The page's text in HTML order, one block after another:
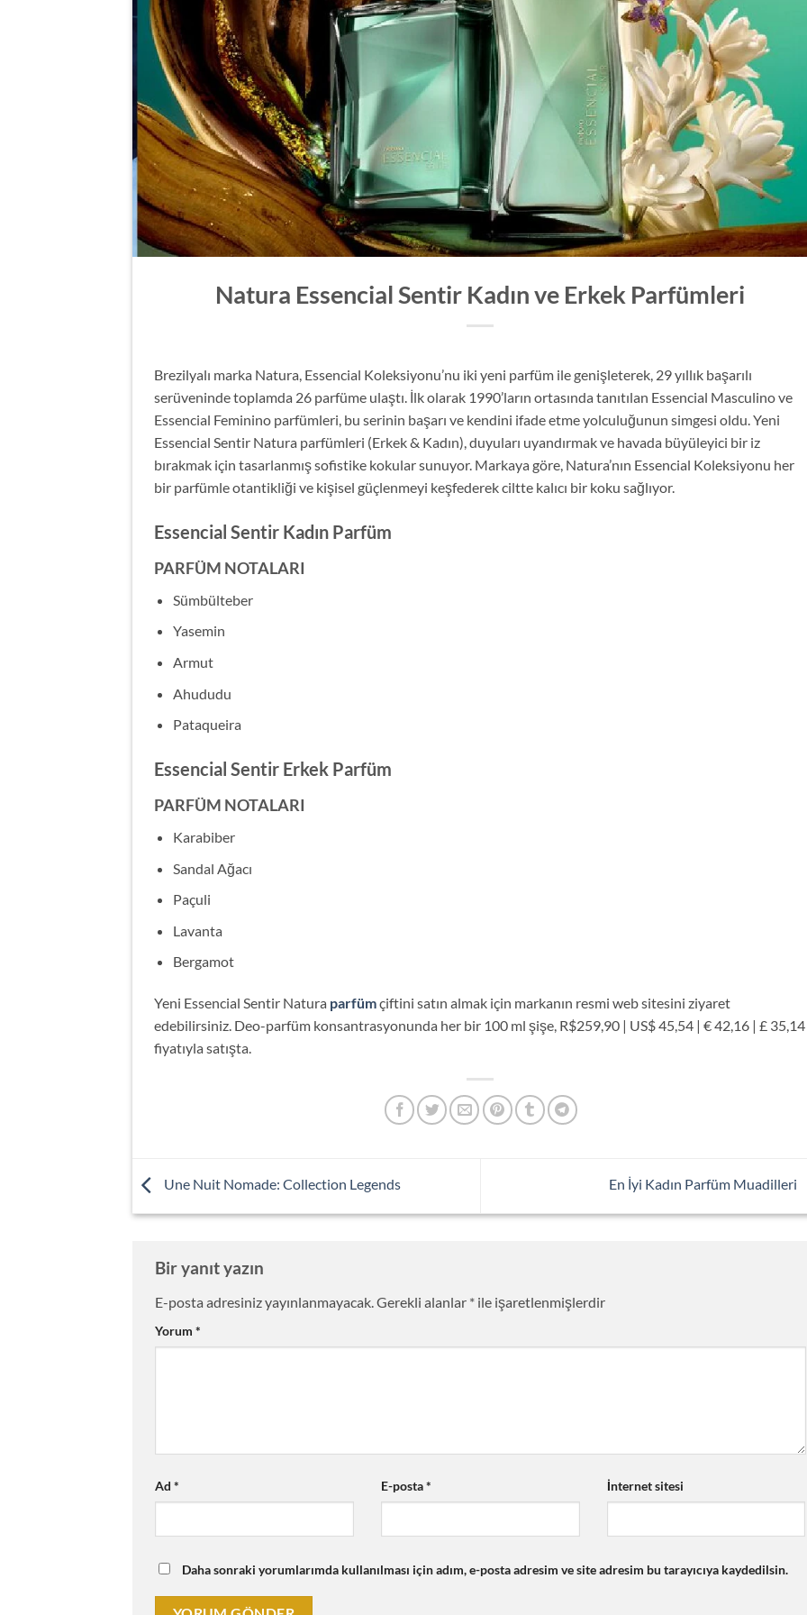
Natura Essencial Sentir Kadın ve Erkek Parfümleri
Brezilyalı marka Natura, Essencial Koleksiyonu’nu iki yeni parfüm ile genişleterek, 29 yıllık başarılı
serüveninde toplamda 26 parfüme ulaştı. İlk olarak 1990’ların ortasında tanıtılan Essencial Masculino ve
Essencial Feminino parfümleri, bu serinin başarı ve kendini ifade etme yolculuğunun simgesi oldu. Yeni
Essencial Sentir Natura parfümleri (Erkek & Kadın), duyuları uyandırmak ve havada büyüleyici bir iz
bırakmak için tasarlanmış sofistike kokular sunuyor. Markaya göre, Natura’nın Essencial Koleksiyonu her
bir parfümle otantikliği ve kişisel güçlenmeyi keşfederek ciltte kalıcı bir koku sağlıyor.
Essencial Sentir Kadın Parfüm
PARFÜM NOTALARI
Sümbülteber
Yasemin
Armut
Ahududu
Pataqueira
Essencial Sentir Erkek Parfüm
PARFÜM NOTALARI
Karabiber
Sandal Ağacı
Paçuli
Lavanta
Bergamot
Yeni Essencial Sentir Natura parfümçiftini satın almak için markanın resmi web sitesini ziyaret
edebilirsiniz. Deo-parfüm konsantrasyonunda her bir 100 ml şişe, R$259,90 | US$ 45,54 | € 42,16 | £ 35,14
fiyatıyla satışta.
Une Nuit Nomade: Collection Legends En İyi Kadın Parfüm Muadilleri
Bir yanıt yazın
E-posta adresiniz yayınlanmayacak.Gerekli alanlar * ile işaretlenmişlerdir
Yorum *
Ad * E-posta* İnternet sitesi
Daha sonraki yorumlarımda kullanılması için adım, e-posta adresim ve site adresim bu tarayıcıya kaydedilsin.